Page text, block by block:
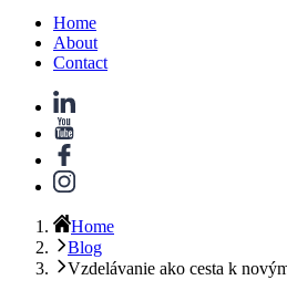
Home
About
Contact
Home
Blog
Vzdelávanie ako cesta k